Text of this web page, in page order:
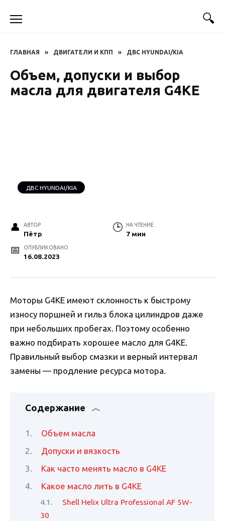
ГЛАВНАЯ » ДВИГАТЕЛИ И КПП » ДВС HYUNDAI/KIA
Объем, допуски и выбор
масла для двигателя G4KE
ДВС HYUNDAI/KIA
АВТОР
Пётр
НА ЧТЕНИЕ
7 мин
ОПУБЛИКОВАНО
16.08.2023
Моторы G4KE имеют склонность к быстрому
износу поршней и гильз блока цилиндров даже
при небольших пробегах. Поэтому особенно
важно подбирать хорошее масло для G4KE.
Правильный выбор смазки и верный интервал
замены — продление ресурса мотора.
Содержание
Объем масла
Допуски и вязкость
Как часто менять масло в G4KE
Какое масло лить в G4KE
Shell Helix Ultra Professional AF 5W-
30